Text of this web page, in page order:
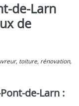
de-Larn
de
toiture, rénovation,
de-Larn :